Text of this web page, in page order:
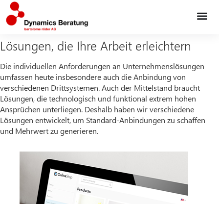
Lösungen, die Ihre Arbeit erleichtern
Die individuellen Anforderungen an Unternehmenslösungen
umfassen heute insbesondere auch die Anbindung von
verschiedenen Drittsystemen. Auch der Mittelstand braucht
Lösungen, die technologisch und funktional extrem hohen
Ansprüchen unterliegen. Deshalb haben wir verschiedene
Lösungen entwickelt, um Standard-Anbindungen zu schaffen
und Mehrwert zu generieren.